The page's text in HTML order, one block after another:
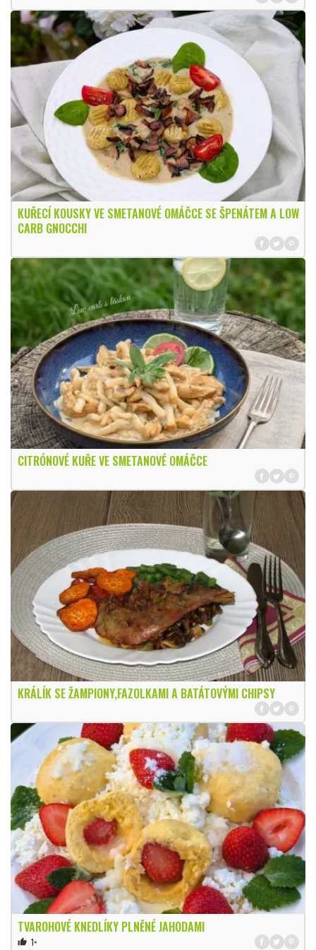
KUŘECÍ KOUSKY VE SMETANOVÉ OMÁČCE SE ŠPENÁTEM A LOW
CARB GNOCCHI
CITRÓNOVÉ KUŘE VE SMETANOVÉ OMÁČCE
KRÁLÍK SE ŽAMPIONY,FAZOLKAMI A BATÁTOVÝMI CHIPSY
TVAROHOVÉ KNEDLÍKY PLNĚNÉ JAHODAMI
thumb_up 1×